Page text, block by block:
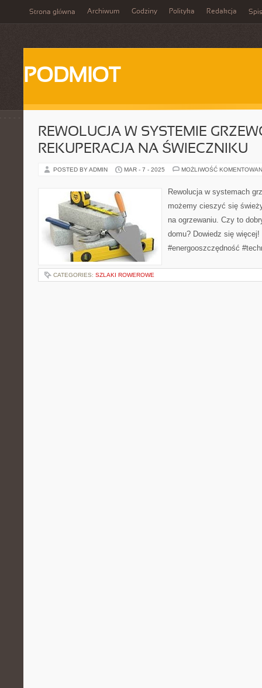
Strona główna Archiwum Godziny Polityka Redakcja
PODMIOT
REWOLUCJA W SYSTEMIE
REKUPERACJA NA ŚWIECZNIKU
POSTED BY ADMIN MAR - 7 - 2025 MOŻLIWOŚĆ
Rewolucja w systemach
możemy cieszyć się
na ogrzewaniu. Czy to
domu? Dowiedz się więcej!
#energooszczędność
CATEGORIES: SZLAKI ROWEROWE